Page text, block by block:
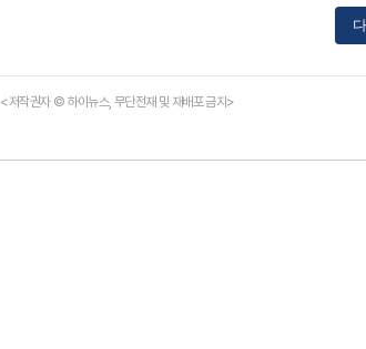
<저작권자 © 하이뉴스, 무단전재 및 재배포 금지>